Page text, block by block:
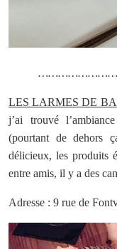
LES LARMES DE
j’ai trouvé
(pourtant de dehors
délicieux, les produits
entre amis, il y a des
Adresse : 9 rue de